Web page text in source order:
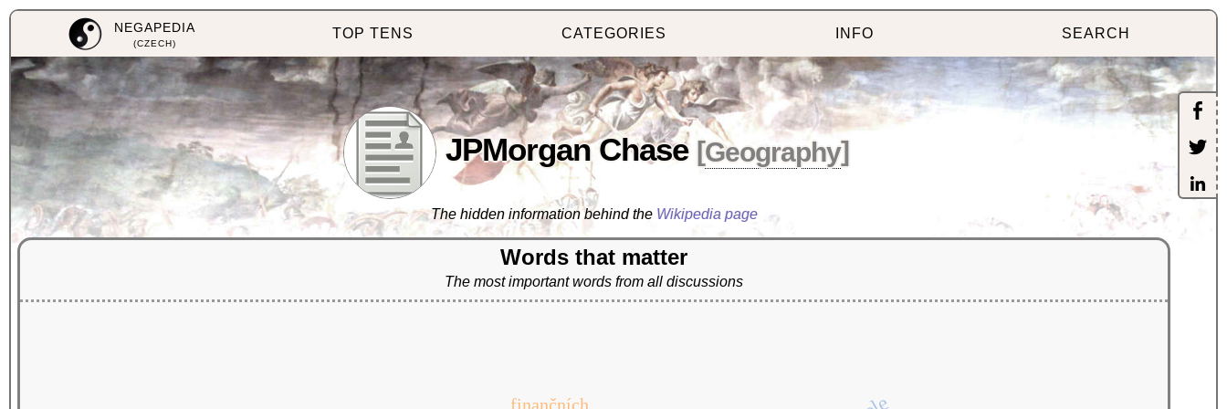
NEGAPEDIA
(CZECH)
TOP TENS CATEGORIES INFO SEARCH
JPMorgan Chase [Geography]
The hidden information behind the Wikipedia page
Words that matter
The most important words from all discussions
finančních